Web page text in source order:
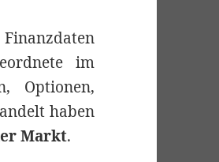
im
Optionen,
haben
Markt.